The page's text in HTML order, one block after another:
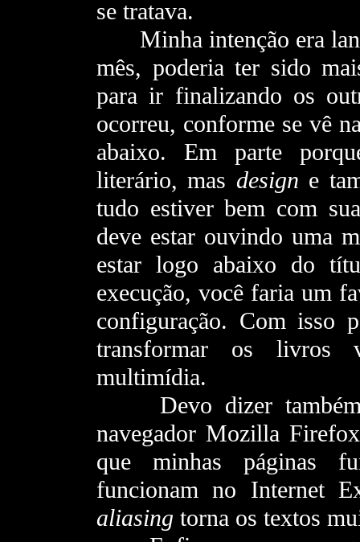
se tratava.
Minha intenção era
mês, poderia ter sido
para ir finalizando os
ocorreu, conforme se vê
abaixo. Em parte
literário, mas design e
tudo estiver bem com
deve estar ouvindo uma
estar logo abaixo do
execução, você faria um
configuração. Com isso
transformar os livros
multimídia.
Devo dizer
navegador Mozilla
que minhas páginas
funcionam no Internet
aliasing torna os textos